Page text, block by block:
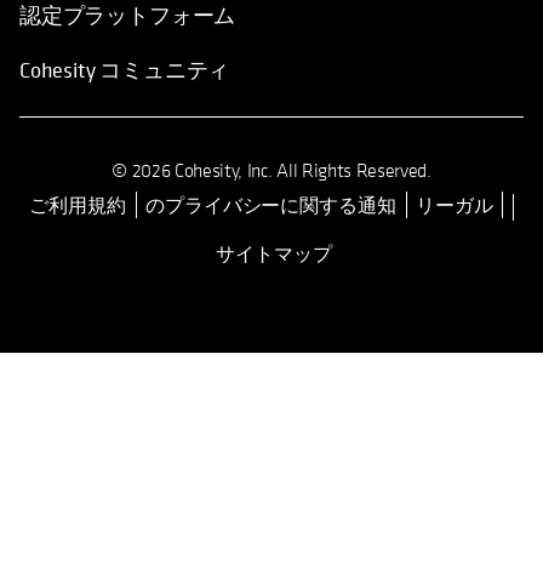
認定プラットフォーム
Cohesity コミュニティ
© 2026 Cohesity, Inc. All Rights Reserved.
ご利用規約 新しいタブで開く
のプライバシーに関する通知
リーガル
サイトマップ